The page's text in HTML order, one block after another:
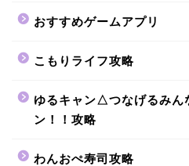
おすすめゲームアプリ
こもりライフ攻略
ゆるキャン△つなげるみん
ン！！攻略
わんおぺ寿司攻略